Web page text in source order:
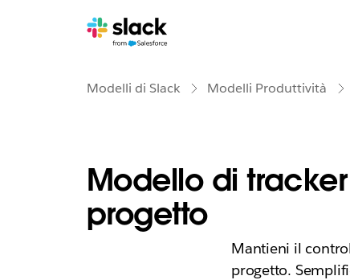
Modelli di Slack Modelli Produttività
Modello di
progetto
Mantieni il
progetto.